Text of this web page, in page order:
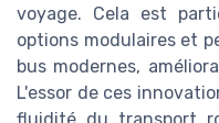
voyage. Cela est
options modulaires et
bus modernes,
L'essor de ces